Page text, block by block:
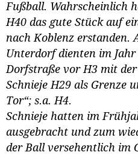
Fußball. Wahrscheinlich
H40 das gute Stück auf
nach Koblenz erstanden.
Unterdorf dienten im
Dorfstraße vor H3 mit
Schnieje H29 als Grenze
Tor“; s.a. H4.
Schnieje hatten im
ausgebracht und zum
der Ball versehentlich im